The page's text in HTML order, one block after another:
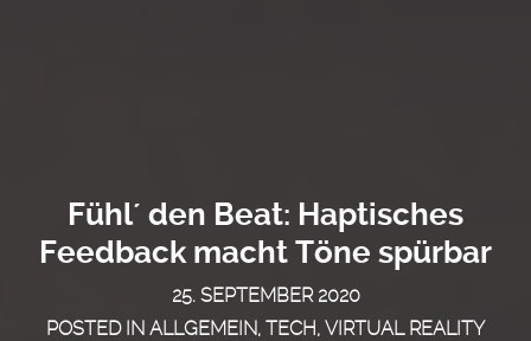
Fühl´ den Beat: Haptisches
Feedback macht Töne spürbar
25. SEPTEMBER 2020
POSTED IN ALLGEMEIN, TECH, VIRTUAL REALITY